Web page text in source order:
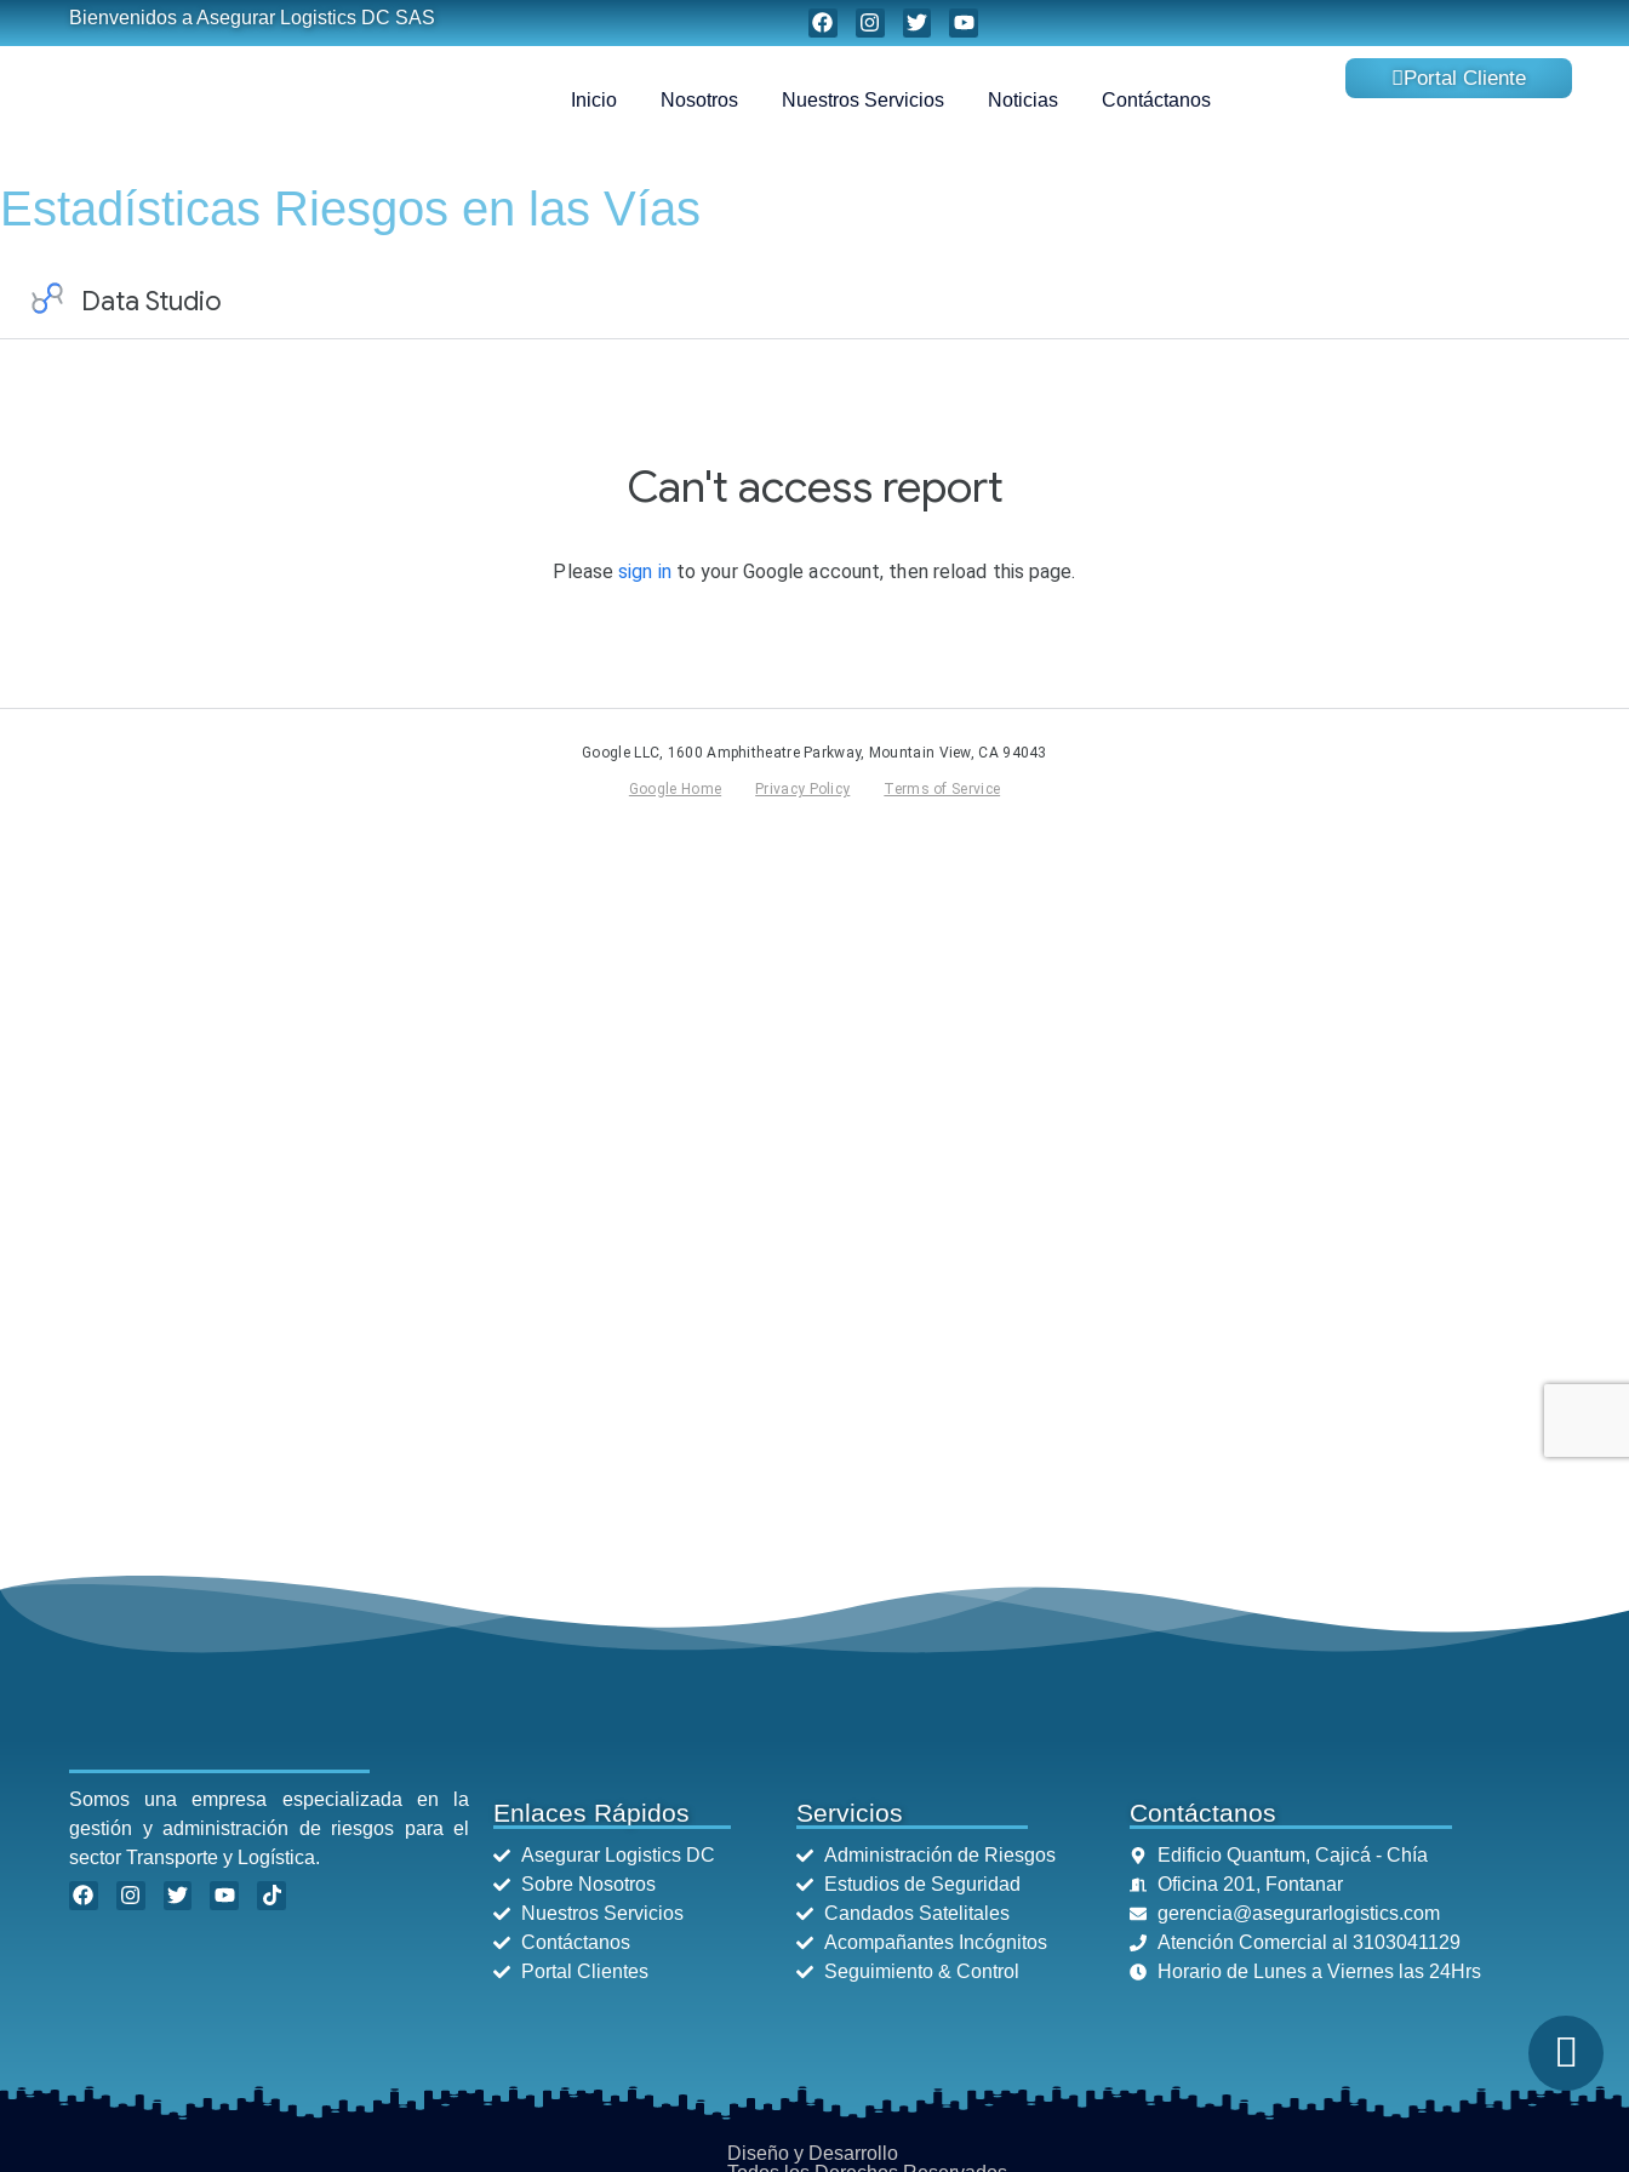
Bienvenidos a Asegurar Logistics DC SAS
Inicio Nosotros Nuestros Servicios Noticias Contáctanos
Portal Cliente
Estadísticas Riesgos en las Vías
Somos una empresa especializada en la
gestión y administración de riesgos para el
sector Transporte y Logística.
Enlaces Rápidos
Asegurar Logistics DC
Sobre Nosotros
Nuestros Servicios
Contáctanos
Portal Clientes
Servicios
Administración de Riesgos
Estudios de Seguridad
Candados Satelitales
Acompañantes Incógnitos
Seguimiento & Control
Contáctanos
Edificio Quantum, Cajicá - Chía
Oficina 201, Fontanar
gerencia@asegurarlogistics.com
Atención Comercial al 3103041129
Horario de Lunes a Viernes las 24Hrs
Diseño y Desarrollo